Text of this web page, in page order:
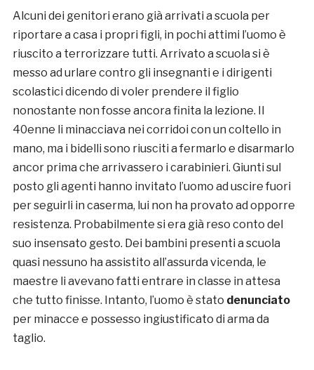
Alcuni dei genitori erano già arrivati a scuola per
riportare a casa i propri figli, in pochi attimi l’uomo è
riuscito a terrorizzare tutti. Arrivato a scuola si è
messo ad urlare contro gli insegnanti e i dirigenti
scolastici dicendo di voler prendere il figlio
nonostante non fosse ancora finita la lezione. Il
40enne li minacciava nei corridoi con un coltello in
mano, ma i bidelli sono riusciti a fermarlo e disarmarlo
ancor prima che arrivassero i carabinieri. Giunti sul
posto gli agenti hanno invitato l’uomo ad uscire fuori
per seguirli in caserma, lui non ha provato ad opporre
resistenza. Probabilmente si era già reso conto del
suo insensato gesto. Dei bambini presenti a scuola
quasi nessuno ha assistito all’assurda vicenda, le
maestre li avevano fatti entrare in classe in attesa
che tutto finisse. Intanto, l’uomo è stato denunciato
per minacce e possesso ingiustificato di arma da
taglio.